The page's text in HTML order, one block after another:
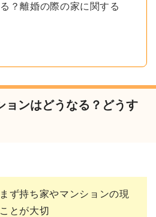
？離婚の際の家に関する
ョンはどうなる？どうす
ず持ち家やマンションの現
とが大切